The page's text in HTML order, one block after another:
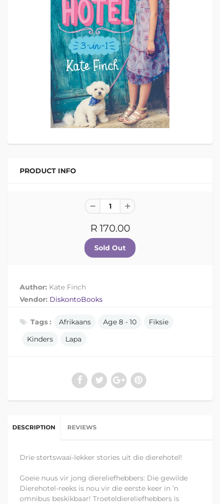
PRODUCT INFO
R 170.00
Author: Kate Finch
Vendor: DiskontoBooks
Tags : Afrikaans Age 8 - 10
Fiksie
Kinders
Lapa
DESCRIPTION REVIEWS
Drie stertswaai-lekker stories uit die dierehotel!
Goeie nuus vir jong diereliefhebbers: Die gewilde
Dierehotel-reeks is nou vir die eerste keer in ’n
omnibus beskikbaar! Troeteldiereliefhebbers is